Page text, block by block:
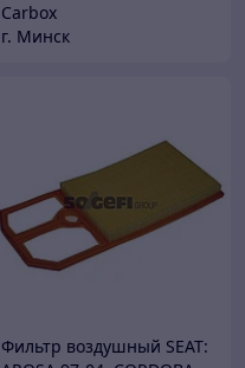
Carbox
г. Минск
Фильтр воздушный SEAT: